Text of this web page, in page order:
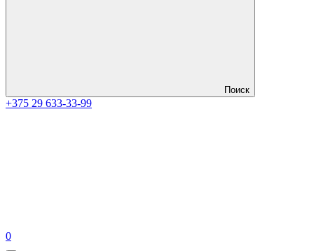
Поиск
+375 29 633-33-99
0